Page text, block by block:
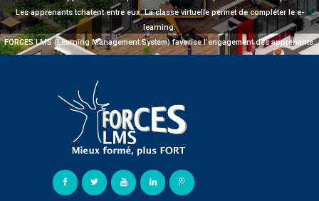
Les apprenants tchatent entre eux. La classe virtuelle permet de compléter le e-
learning.
FORCES LMS (Learning Management System) favorise l’engagement des apprenants.